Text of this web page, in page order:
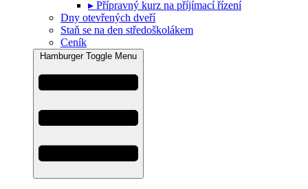
▸ Přípravný kurz na příjímací řízení
Dny otevřených dveří
Staň se na den středoškolákem
Ceník
Hamburger Toggle Menu